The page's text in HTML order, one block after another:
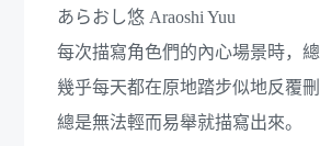
あらおし悠 Araoshi Yuu
每次描寫角色們的內心場景時，總
幾乎每天都在原地踏步似地反覆刪
總是無法輕而易舉就描寫出來。